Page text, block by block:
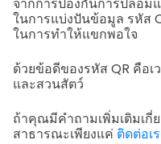
ในการแบ่งปันข้อมูล รหัส
ในการทำให้แขกพอใจ
ด้วยข้อดีของรหัส QR คือ
และสวนสัตว์
ถ้าคุณมีคำถามเพิ่มเติมเกี่
สาธารณะเพียงแค่ ติดต่อเ